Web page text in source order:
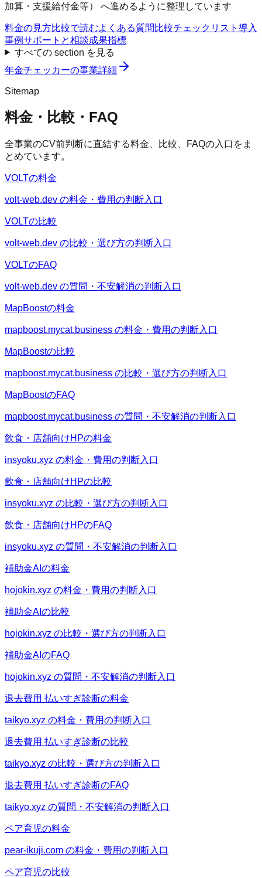
加算・支援給付金等） へ進めるように整理しています
料金の見方比較で読むよくある質問 比較チェックリスト 導入
事例サポートと相談成果指標
すべての section を見る
年金チェッカーの事業詳細
Sitemap
料金・比較・FAQ
全事業のCV前判断に直結する料金、比較、FAQの入口をま
とめています。
VOLTの料金
volt-web.dev の料金・費用の判断入口
VOLTの比較
volt-web.dev の比較・選び方の判断入口
VOLTのFAQ
volt-web.dev の質問・不安解消の判断入口
MapBoostの料金
mapboost.mycat.business の料金・費用の判断入口
MapBoostの比較
mapboost.mycat.business の比較・選び方の判断入口
MapBoostのFAQ
mapboost.mycat.business の質問・不安解消の判断入口
飲食・店舗向けHPの料金
insyoku.xyz の料金・費用の判断入口
飲食・店舗向けHPの比較
insyoku.xyz の比較・選び方の判断入口
飲食・店舗向けHPのFAQ
insyoku.xyz の質問・不安解消の判断入口
補助金AIの料金
hojokin.xyz の料金・費用の判断入口
補助金AIの比較
hojokin.xyz の比較・選び方の判断入口
補助金AIのFAQ
hojokin.xyz の質問・不安解消の判断入口
退去費用 払いすぎ診断の料金
taikyo.xyz の料金・費用の判断入口
退去費用 払いすぎ診断の比較
taikyo.xyz の比較・選び方の判断入口
退去費用 払いすぎ診断のFAQ
taikyo.xyz の質問・不安解消の判断入口
ペア育児の料金
pear-ikuji.com の料金・費用の判断入口
ペア育児の比較